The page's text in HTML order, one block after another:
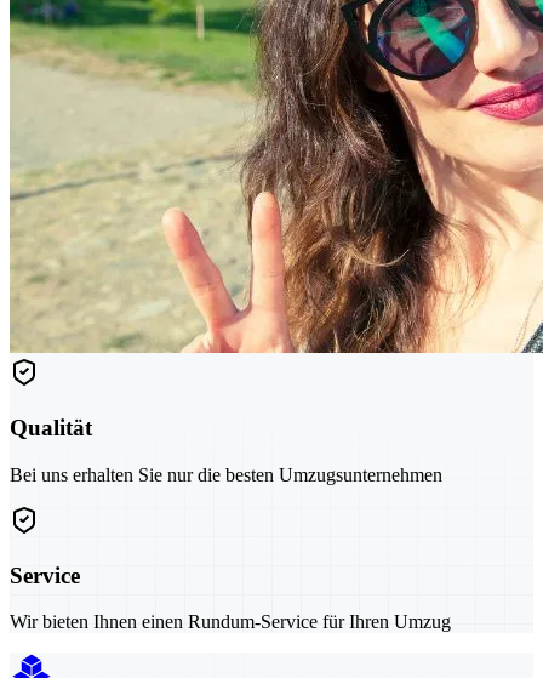
Qualität
Bei uns erhalten Sie nur die besten Umzugsunternehmen
Service
Wir bieten Ihnen einen Rundum-Service für Ihren Umzug